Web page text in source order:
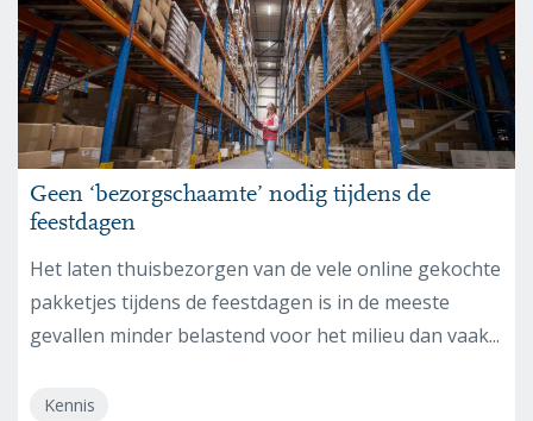
Geen ‘bezorgschaamte’ nodig tijdens de
feestdagen
Het laten thuisbezorgen van de vele online gekochte
pakketjes tijdens de feestdagen is in de meeste
gevallen minder belastend voor het milieu dan vaak...
Kennis